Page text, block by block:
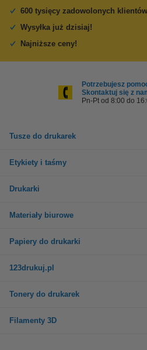
600 tysięcy zadowolonych klientów
Wysyłka już dzisiaj!
Najniższe ceny!
Potrzebujesz
Skontaktuj się z
Pn-Pt od 8:00 do
Tusze do drukarek
Etykiety i taśmy
Drukarki
Materiały biurowe
Papiery do drukarki
123drukuj.pl
Tonery do drukarek
Filamenty 3D